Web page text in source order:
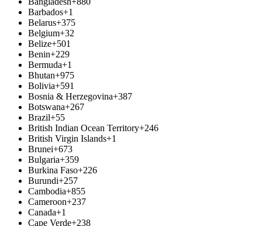
Barbados+1
Belarus+375
Belgium+32
Belize+501
Benin+229
Bermuda+1
Bhutan+975
Bolivia+591
Bosnia & Herzegovina+387
Botswana+267
Brazil+55
British Indian Ocean Territory+246
British Virgin Islands+1
Brunei+673
Bulgaria+359
Burkina Faso+226
Burundi+257
Cambodia+855
Cameroon+237
Canada+1
Cape Verde+238